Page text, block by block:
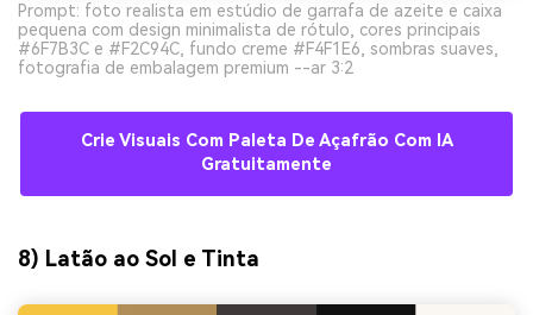
Prompt: foto realista em estúdio de garrafa de azeite e caixa
pequena com design minimalista de rótulo, cores principais
#6F7B3C e #F2C94C, fundo creme #F4F1E6, sombras suaves,
fotografia de embalagem premium --ar 3:2
Crie Visuais Com Paleta De Açafrão Com IA
Gratuitamente
8) Latão ao Sol e Tinta